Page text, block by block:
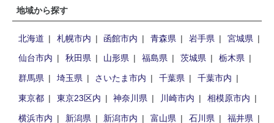
地域から探す
北海道 札幌市内 函館市内 青森県 岩手県
宮城県
仙台市内
秋田県 山形県 福島県 茨城県
栃木県
群馬県
埼玉県 さいたま市内 千葉県
千葉市内
東京都
東京23区内 神奈川県 川崎市内
相模原市内
横浜市内
新潟県 新潟市内 富山県 石川県
福井県